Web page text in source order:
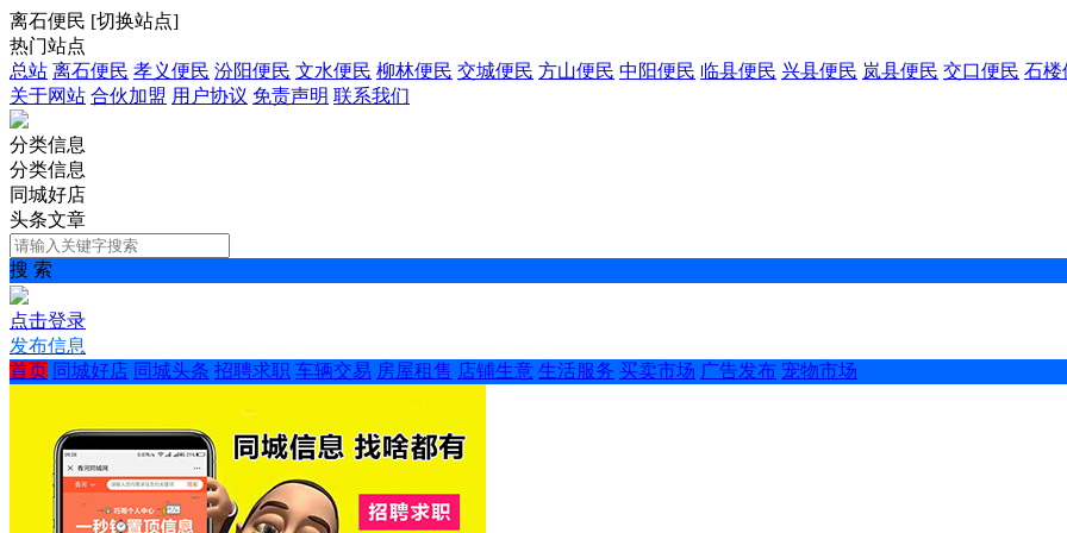
离石便民 [切换站点]
热门站点
总站 离石便民 孝义便民 汾阳便民 文水便民 柳林便民 交城便民 方山便民 中阳便民 临县便民 兴县便民 岚县便民 交口便民 石楼
关于网站 合伙加盟 用户协议 免责声明 联系我们
分类信息
分类信息
同城好店
头条文章
搜 索
点击登录
发布信息
首页 同城好店 同城头条 招聘求职 车辆交易 房屋租售 店铺生意 生活服务 买卖市场 广告发布 宠物市场